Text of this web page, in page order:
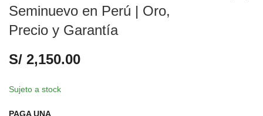
Seminuevo en Perú | Oro,
Precio y Garantía
S/ 2,150.00
Sujeto a stock
PAGA UNA